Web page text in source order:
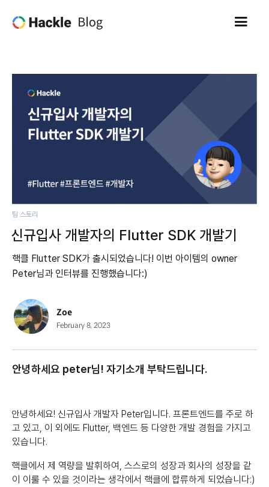
팀 스토리
신규입사 개발자의 Flutter SDK 개발기
핵클 Flutter SDK가 출시되었습니다! 이번 아이템의 owner
Peter님과 인터뷰를 진행했습니다:)
Zoe
February 8, 2023
안녕하세요 peter님! 자기소개 부탁드립니다.
안녕하세요! 신규입사 개발자 Peter입니다. 프론트엔드를 주로 하
고 있고, 이 외에도 Flutter, 백엔드 등 다양한 개발 경험을 가지고
있습니다.
핵클에서 제 역량을 발휘하여, 스스로의 성장과 회사의 성장을 같
이 이룰 수 있을 것이라는 생각에서 핵클에 합류하게 되었습니다:)